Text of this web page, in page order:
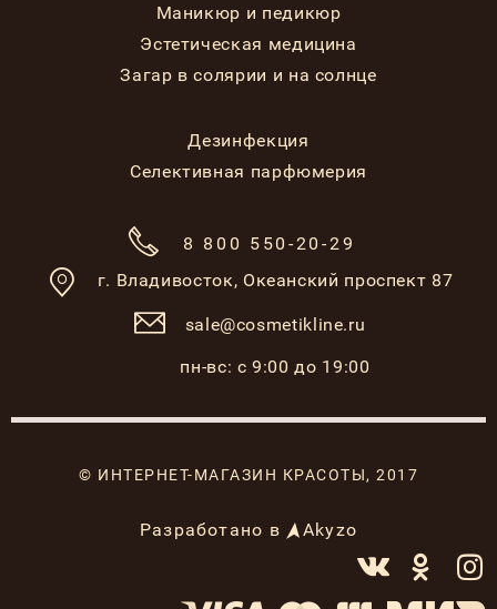
Маникюр и педикюр
Эстетическая медицина
Загар в солярии и на солнце
Дезинфекция
Селективная парфюмерия
8 800 550-20-29
г. Владивосток, Океанский проспект 87
sale@cosmetikline.ru
пн-вс: с 9:00 до 19:00
© ИНТЕРНЕТ-МАГАЗИН КРАСОТЫ, 2017
Разработано в Akyzo